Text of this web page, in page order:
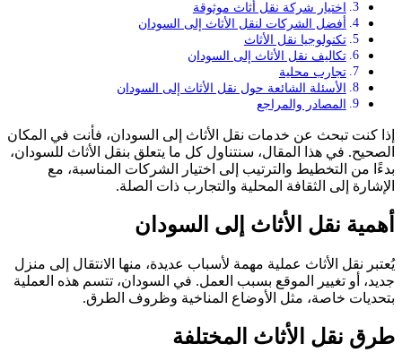
اختيار شركة نقل أثاث موثوقة
أفضل الشركات لنقل الأثاث إلى السودان
تكنولوجيا نقل الأثاث
تكاليف نقل الأثاث إلى السودان
تجارب محلية
الأسئلة الشائعة حول نقل الأثاث إلى السودان
المصادر والمراجع
إذا كنت تبحث عن خدمات نقل الأثاث إلى السودان، فأنت في المكان
الصحيح. في هذا المقال، سنتناول كل ما يتعلق بنقل الأثاث للسودان،
بدءًا من التخطيط والترتيب إلى اختيار الشركات المناسبة، مع
الإشارة إلى الثقافة المحلية والتجارب ذات الصلة.
أهمية نقل الأثاث إلى السودان
يُعتبر نقل الأثاث عملية مهمة لأسباب عديدة، منها الانتقال إلى منزل
جديد، أو تغيير الموقع بسبب العمل. في السودان، تتسم هذه العملية
بتحديات خاصة، مثل الأوضاع المناخية وظروف الطرق.
طرق نقل الأثاث المختلفة